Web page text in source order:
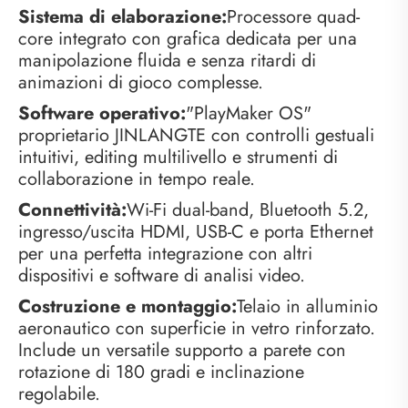
Sistema di elaborazione:Processore quad-
core integrato con grafica dedicata per una
manipolazione fluida e senza ritardi di
animazioni di gioco complesse.
Software operativo:"PlayMaker OS"
proprietario JINLANGTE con controlli gestuali
intuitivi, editing multilivello e strumenti di
collaborazione in tempo reale.
Connettività:Wi-Fi dual-band, Bluetooth 5.2,
ingresso/uscita HDMI, USB-C e porta Ethernet
per una perfetta integrazione con altri
dispositivi e software di analisi video.
Costruzione e montaggio:Telaio in alluminio
aeronautico con superficie in vetro rinforzato.
Include un versatile supporto a parete con
rotazione di 180 gradi e inclinazione
regolabile.